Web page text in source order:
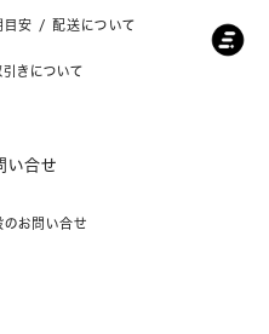
目安 / 配送について
きについて
い合せ
のお問い合せ